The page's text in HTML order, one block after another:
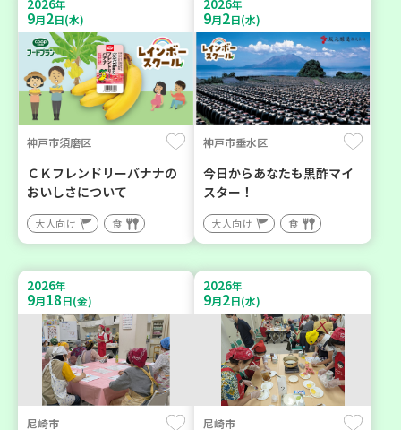
2026年
9月2日(水)
神戸市須磨区
ＣＫフレンドリーバナナの
おいしさについて
大人向け 食
2026年
9月2日(水)
神戸市垂水区
今日からあなたも黒酢マイ
スター！
大人向け 食
2026年
9月18日(金)
尼崎市
2026年
9月2日(水)
尼崎市